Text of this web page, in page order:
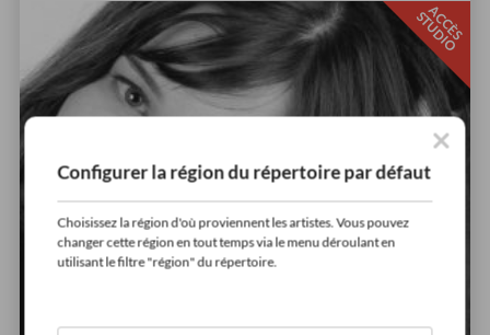
Configurer la région du répertoire par défaut
Choisissez la région d'où proviennent les artistes. Vous pouvez
changer cette région en tout temps via le menu déroulant en
utilisant le filtre "région" du répertoire.
A
C
C
È
S
S
T
U
D
I
O